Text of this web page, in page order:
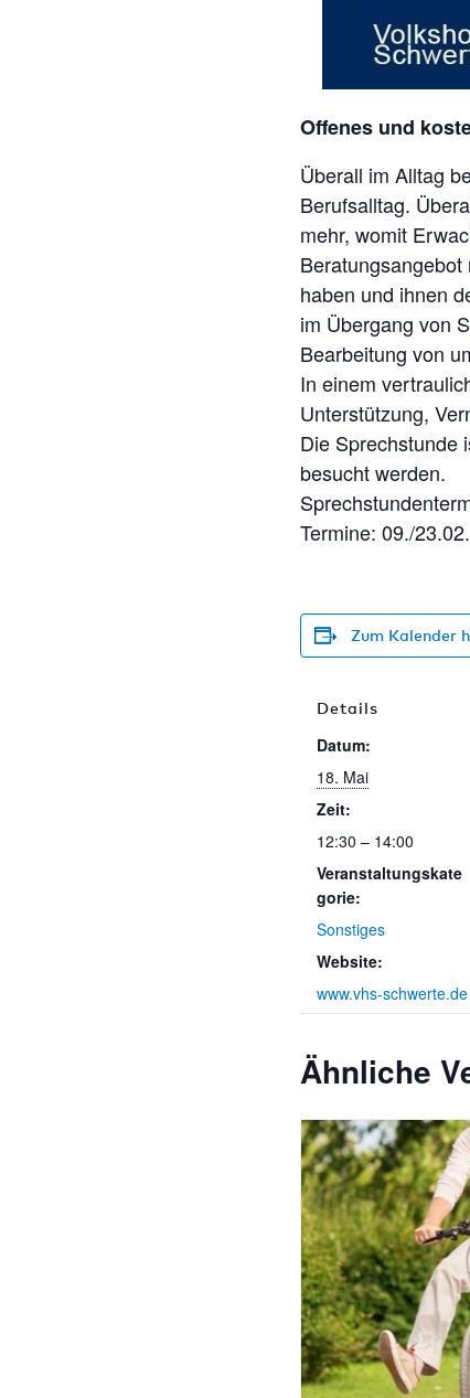
Offenes und
Überall im Alltag
Berufsalltag.
mehr, womit
haben und ihnen
im Übergang von
Bearbeitung von
In einem
Unterstützung,
Die Sprechstunde
besucht werden.
Termine: 09./
Zum Kalender
Details
Datum:
18. Mai
Zeit:
12:30 – 14:00
Veranstaltungskate
gorie:
Sonstiges
Website:
www.vhs-schwerte.de
Ähnliche